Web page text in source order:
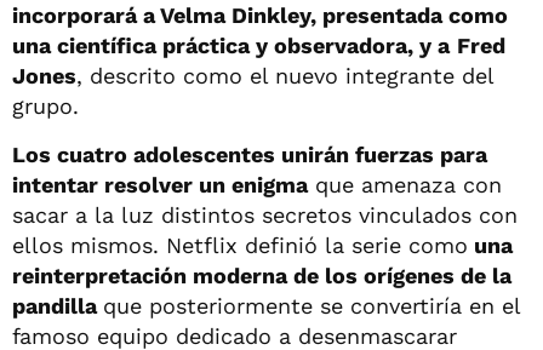
incorporará a Velma Dinkley, presentada como
una científica práctica y observadora, y a Fred
Jones, descrito como el nuevo integrante del
grupo.
Los cuatro adolescentes unirán fuerzas para
intentar resolver un enigmaque amenaza con
sacar a la luz distintos secretos vinculados con
ellos mismos. Netflix definió la serie como una
reinterpretación moderna de los orígenes de la
pandilla que posteriormente se convertiría en el
famoso equipo dedicado a desenmascarar